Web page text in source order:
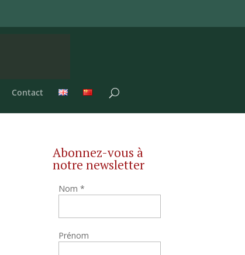
Contact
Abonnez-vous à
notre newsletter
Nom*
Prénom